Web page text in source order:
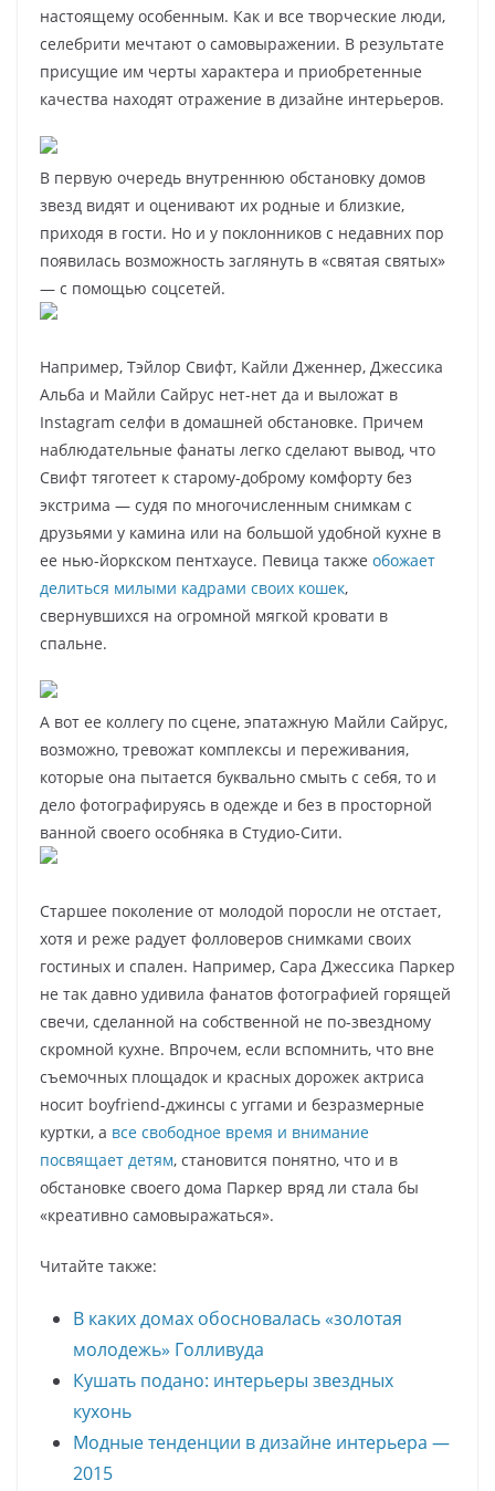
настоящему особенным. Как и все творческие люди,
селебрити мечтают о самовыражении. В результате
присущие им черты характера и приобретенные
качества находят отражение в дизайне интерьеров.
В первую очередь внутреннюю обстановку домов
звезд видят и оценивают их родные и близкие,
приходя в гости. Но и у поклонников с недавних пор
появилась возможность заглянуть в «святая святых»
— с помощью соцсетей.
Например, Тэйлор Свифт, Кайли Дженнер, Джессика
Альба и Майли Сайрус нет-нет да и выложат в
Instagram селфи в домашней обстановке. Причем
наблюдательные фанаты легко сделают вывод, что
Свифт тяготеет к старому-доброму комфорту без
экстрима — судя по многочисленным снимкам с
друзьями у камина или на большой удобной кухне в
ее нью-йоркском пентхаусе. Певица также обожает
делиться милыми кадрами своих кошек,
свернувшихся на огромной мягкой кровати в
спальне.
А вот ее коллегу по сцене, эпатажную Майли Сайрус,
возможно, тревожат комплексы и переживания,
которые она пытается буквально смыть с себя, то и
дело фотографируясь в одежде и без в просторной
ванной своего особняка в Студио-Сити.
Старшее поколение от молодой поросли не отстает,
хотя и реже радует фолловеров снимками своих
гостиных и спален. Например, Сара Джессика Паркер
не так давно удивила фанатов фотографией горящей
свечи, сделанной на собственной не по-звездному
скромной кухне. Впрочем, если вспомнить, что вне
съемочных площадок и красных дорожек актриса
носит boyfriend-джинсы с уггами и безразмерные
куртки, а все свободное время и внимание
посвящает детям, становится понятно, что и в
обстановке своего дома Паркер вряд ли стала бы
«креативно самовыражаться».
Читайте также:
В каких домах обосновалась «золотая
молодежь» Голливуда
Кушать подано: интерьеры звездных
кухонь
Модные тенденции в дизайне интерьера —
2015